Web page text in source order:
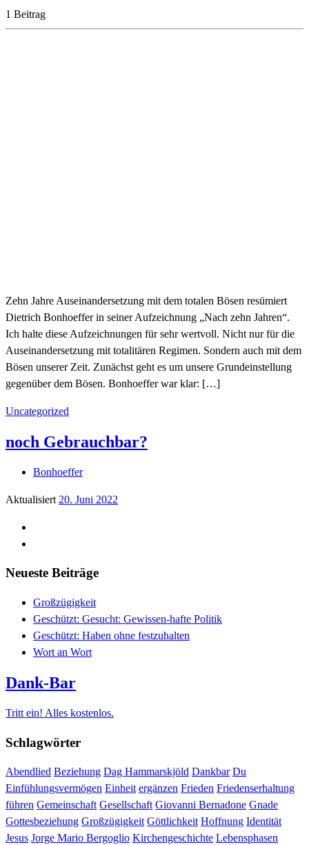
1 Beitrag
Zehn Jahre Auseinandersetzung mit dem totalen Bösen resümiert
Dietrich Bonhoeffer in seiner Aufzeichnung „Nach zehn Jahren“.
Ich halte diese Aufzeichnungen für sehr wertvoll. Nicht nur für die
Auseinandersetzung mit totalitären Regimen. Sondern auch mit dem
Bösen unserer Zeit. Zunächst geht es um unsere Grundeinstellung
gegenüber dem Bösen. Bonhoeffer war klar: […]
Uncategorized
noch Gebrauchbar?
Bonhoeffer
Aktualisiert 20. Juni 2022
Neueste Beiträge
Großzügigkeit
Geschützt: Gesucht: Gewissen-hafte Politik
Geschützt: Haben ohne festzuhalten
Wort an Wort
Dank-Bar
Tritt ein! Alles kostenlos.
Schlagwörter
Abendlied Beziehung Dag Hammarskjöld Dankbar Du
Einfühlungsvermögen Einheit ergänzen Frieden Friedenserhaltung
führen Gemeinschaft Gesellschaft Giovanni Bernadone Gnade
Gottesbeziehung Großzügigkeit Göttlichkeit Hoffnung Identität
Jesus Jorge Mario Bergoglio Kirchengeschichte Lebensphasen